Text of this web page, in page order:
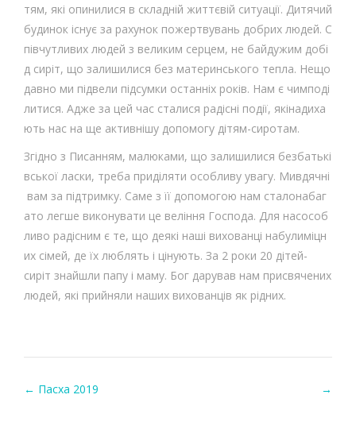
тям, які опинилися в складній життєвій ситуації. Дитячий
будинок існує за рахунок пожертвувань добрих людей. С
півчутливих людей з великим серцем, не байдужим добі
д сиріт, що залишилися без материнського тепла. Нещо
давно ми підвели підсумки останніх років. Нам є чимподі
литися. Адже за цей час сталися радісні події, якінадиха
ють нас на ще активнішу допомогу дітям-сиротам.
Згідно з Писанням, малюками, що залишилися безбатькі
вської ласки, треба приділяти особливу увагу. Мивдячні
вам за підтримку. Саме з її допомогою нам сталонабаг
ато легше виконувати це веління Господа. Для насособ
ливо радісним є те, що деякі наші вихованці набулиміцн
их сімей, де їх люблять і цінують. За 2 роки 20 дітей-
сиріт знайшли папу і маму. Бог дарував нам присвячених
людей, які прийняли наших вихованців як рідних.
← Пасха 2019 →